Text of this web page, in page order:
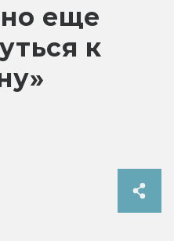
еще
к